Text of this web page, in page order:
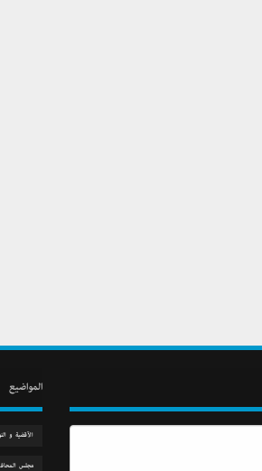
المواضيع
الآقضية و
مجلس